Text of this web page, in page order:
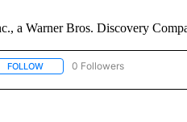
a Warner Bros. Discovery
FOLLOWFOLLOW "CNN-SPANISH" TO
0 Followers